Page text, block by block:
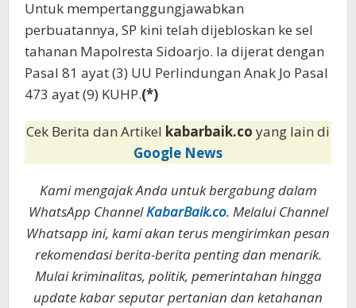
Untuk mempertanggungjawabkan
perbuatannya, SP kini telah dijebloskan ke sel
tahanan Mapolresta Sidoarjo. Ia dijerat dengan
Pasal 81 ayat (3) UU Perlindungan Anak Jo Pasal
473 ayat (9) KUHP.(*)
Cek Berita dan Artikel kabarbaik.co yang lain di
Google News
Kami mengajak Anda untuk bergabung dalam
WhatsApp ChannelKabarBaik.co. Melalui Channel
Whatsapp ini, kami akan terus mengirimkan pesan
rekomendasi berita-berita penting dan menarik.
Mulai kriminalitas, politik, pemerintahan hingga
update kabar seputar pertanian dan ketahanan